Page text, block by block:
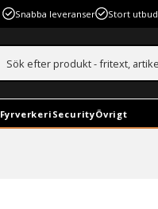
Snabba leveranser Stort utbud
Fyrverkeri SecurityÖvrigt